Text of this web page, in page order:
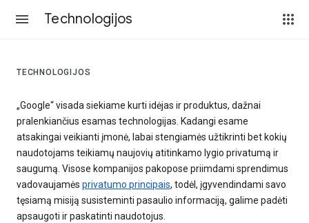
Technologijos
TECHNOLOGIJOS
„Google“ visada siekiame kurti idėjas ir produktus, dažnai
pralenkiančius esamas technologijas. Kadangi esame
atsakingai veikianti įmonė, labai stengiamės užtikrinti bet kokių
naudotojams teikiamų naujovių atitinkamo lygio privatumą ir
saugumą. Visose kompanijos pakopose priimdami sprendimus
vadovaujamės privatumo principais, todėl, įgyvendindami savo
tęsiamą misiją susisteminti pasaulio informaciją, galime padėti
apsaugoti ir paskatinti naudotojus.